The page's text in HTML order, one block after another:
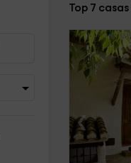
Top 7
‹